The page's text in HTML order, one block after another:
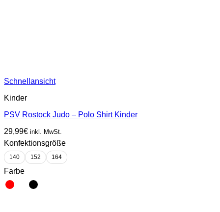
Schnellansicht
Kinder
PSV Rostock Judo – Polo Shirt Kinder
29,99€ inkl. MwSt.
Konfektionsgröße
140 152 164
Farbe